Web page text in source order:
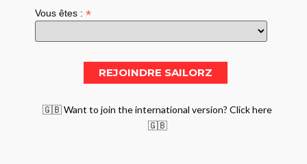
Vous êtes :*
🇬🇧 Want to join the international version? Click here
🇬🇧